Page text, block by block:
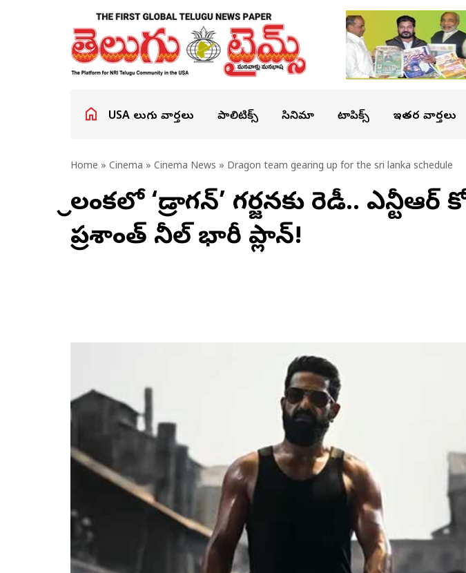
USA తెలుగు వార్తలు పాలిటిక్స్ సినిమా టాపిక్స్ ఇతర వార్తలు
Home » Cinema » Cinema News » Dragon team gearing up for the sri lanka schedule
శ్రీలంకలో ‘డ్రాగన్’ గర్జనకు రెడీ.. ఎన్టీఆర్
ప్రశాంత్ నీల్ భారీ ప్లాన్!